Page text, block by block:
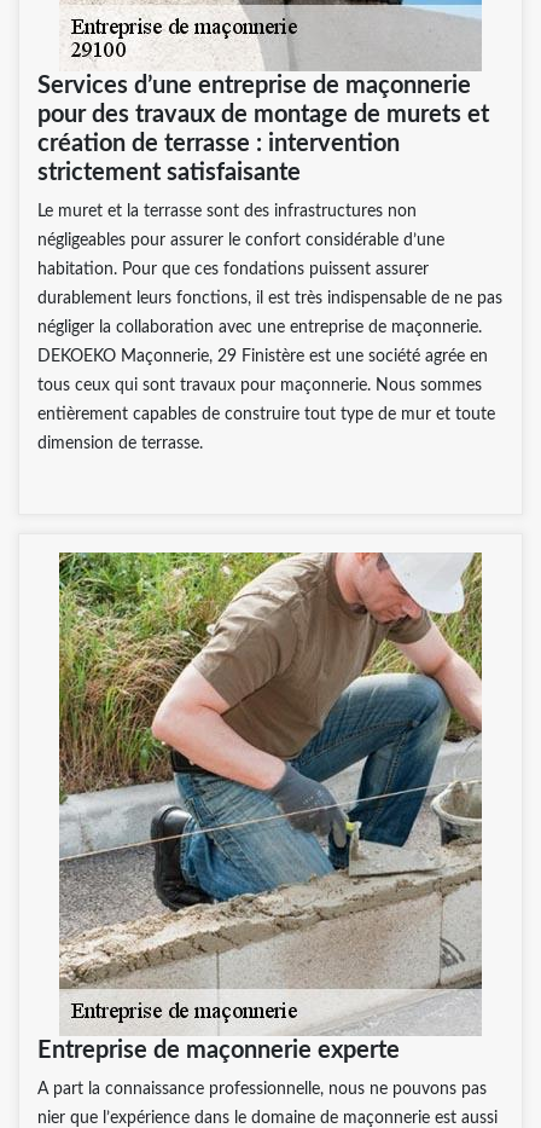
Services d’une entreprise de maçonnerie
pour des travaux de montage de murets et
création de terrasse : intervention
strictement satisfaisante
Le muret et la terrasse sont des infrastructures non
négligeables pour assurer le confort considérable d’une
habitation. Pour que ces fondations puissent assurer
durablement leurs fonctions, il est très indispensable de ne pas
négliger la collaboration avec une entreprise de maçonnerie.
DEKOEKO Maçonnerie, 29 Finistère est une société agrée en
tous ceux qui sont travaux pour maçonnerie. Nous sommes
entièrement capables de construire tout type de mur et toute
dimension de terrasse.
Entreprise de maçonnerie experte
A part la connaissance professionnelle, nous ne pouvons pas
nier que l’expérience dans le domaine de maçonnerie est aussi